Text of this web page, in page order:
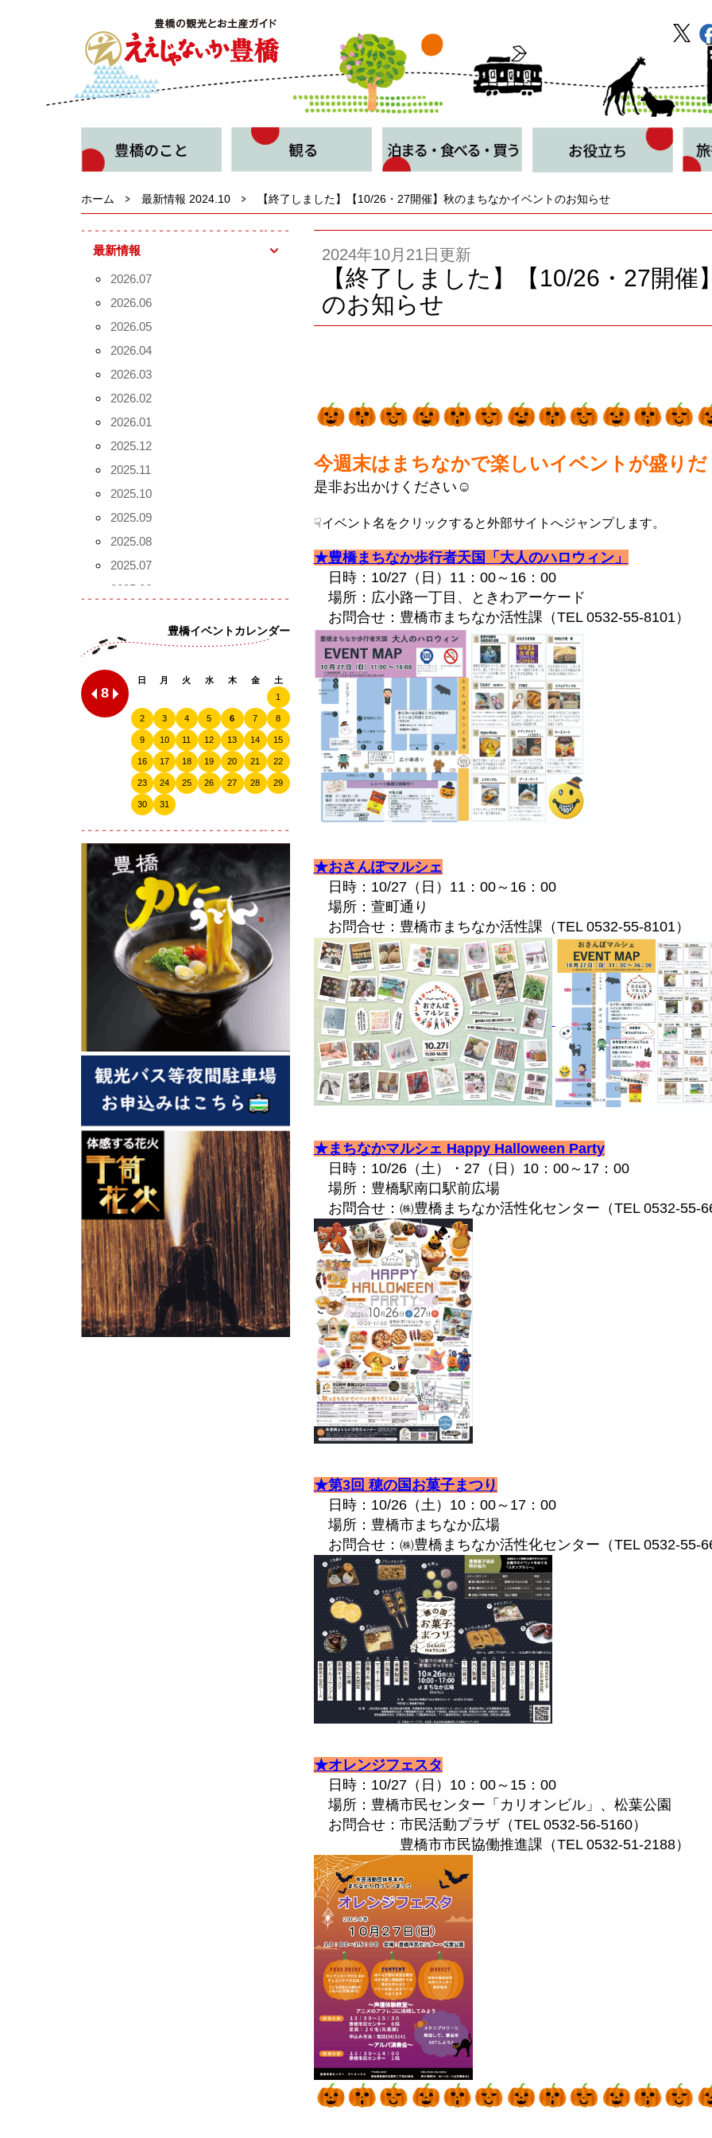
ホーム 最新情報 2024.10 【終了しました】【10/26・27開催】秋のまちなかイベントのお知らせ
2024年10月21日更新
【終了しました】【10/26・27開
のお知らせ
今週末はまちなかで楽しいイベントが盛り
是非お出かけください☺
☟イベント名をクリックすると外部サイトへジャンプします。
★豊橋まちなか歩行者天国「大人のハロウィン」
日時：10/27（日）11：00～16：00
場所：広小路一丁目、ときわアーケード
お問合せ：豊橋市まちなか活性課（TEL 0532-55-8101）
★おさんぽマルシェ
日時：10/27（日）11：00～16：00
場所：萱町通り
お問合せ：豊橋市まちなか活性課（TEL 0532-55-8101）
★まちなかマルシェ Happy Halloween Party
日時：10/26（土）・27（日）10：00～17：00
場所：豊橋駅南口駅前広場
お問合せ：㈱豊橋まちなか活性化センター（TEL 0532-55-
★第3回 穂の国お菓子まつり
日時：10/26（土）10：00～17：00
場所：豊橋市まちなか広場
お問合せ：㈱豊橋まちなか活性化センター（TEL 0532-55-
★オレンジフェスタ
日時：10/27（日）10：00～15：00
場所：豊橋市民センター「カリオンビル」、松葉公園
お問合せ：市民活動プラザ（TEL 0532-56-5160）
豊橋市市民協働推進課（TEL 0532-51-2188）
最新情報
2026.07
2026.06
2026.05
2026.04
2026.03
2026.02
2026.01
2025.12
2025.11
2025.10
2025.09
2025.08
2025.07
2025.06
2025.04
2024.12
2024.11
2024.10
2024.09
2024.07
2024.06
2024.04
2024.03
2024.02
2024.01
2023.12
2023.11
2023.10
2023.09
2023.06
2023.04
2023.03
2023.02
2023.01
2022.11
2022.10
2022.08
2022.07
2022.06
2022.05
豊橋イベントカレンダー
8
日 月 火 水 木 金
土
1
2 3 4 5 6 7 8
9 10 11 12 13 14 15
16 17 18 19 20 21 22
23 24 25 26 27 28 29
30 31